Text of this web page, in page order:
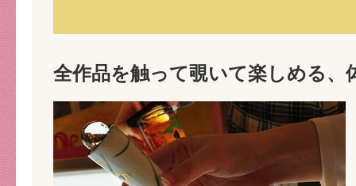
全作品を触って覗いて楽しめる、